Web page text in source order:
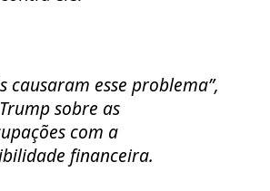
causaram esse problema”,
sobre as
com a
financeira.